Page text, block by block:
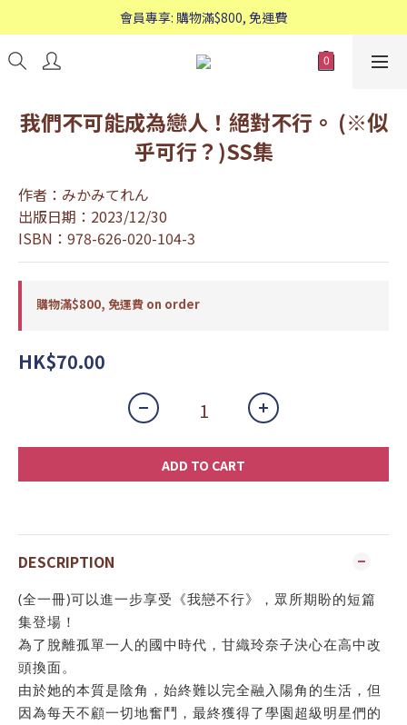
歡迎WhatsApp查詢：95588661
會員專享: 購物滿$800, 免運費
歡迎WhatsApp查詢：95588661
我們不可能成為戀人！絕對不行。 (※似
乎可行？)SS集
作者：みかみてれん
出版日期：2023/12/30
ISBN：978-626-020-104-3
購物滿$800, 免運費 on order
HK$70.00
ADD TO CART
DESCRIPTION
(全一冊)可以進一步享受《我戀不行》，眾所期盼的短篇
集登場！
為了脫離孤單一人的國中時代，甘織玲奈子決心在高中改
頭換面。
由於她的本質是陰角，始終難以完全融入陽角的生活，但
因為每天不顧一切地奮鬥，最終獲得了學園超級明星們的